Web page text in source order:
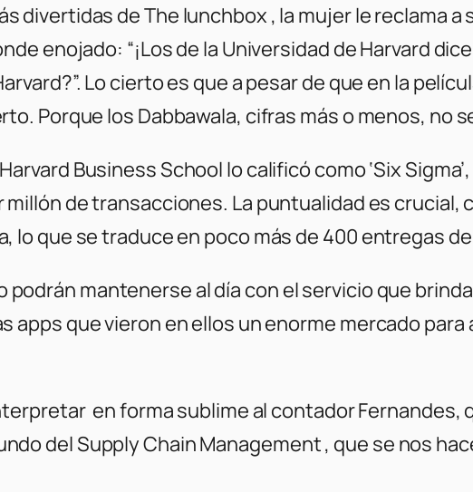
divertidas de The lunchbox , la mujer le reclama
enojado: “¡Los de la Universidad de Harvard
Lo cierto es que a pesar de que en la
Porque los Dabbawala, cifras más o menos, no
Business School lo calificó como ‘Six
millón de transacciones. La puntualidad es
lo que se traduce en poco más de 400 entregas
podrán mantenerse al día con el servicio que
apps que vieron en ellos un enorme mercado
en forma sublime al contador Fernandes,
del Supply Chain Management , que se nos